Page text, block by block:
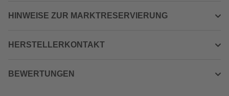
HINWEISE ZUR MARKTRESERVIERUNG
HERSTELLERKONTAKT
BEWERTUNGEN